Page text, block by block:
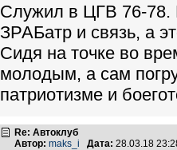
Служил в ЦГВ 76-78.
ЗРАБатр и связь, а
Сидя на точке во
молодым, а сам
патриотизме и
Re: Автоклуб
Автор: maks_i Дата: 28.03.18